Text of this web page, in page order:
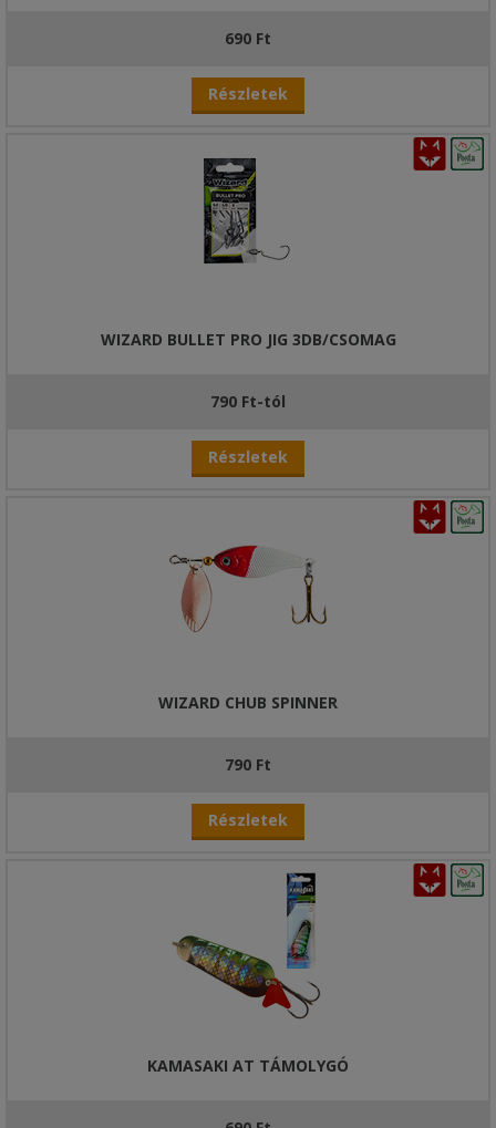
690 Ft
Részletek
WIZARD BULLET PRO JIG 3DB/CSOMAG
790 Ft-tól
Részletek
WIZARD CHUB SPINNER
790 Ft
Részletek
KAMASAKI AT TÁMOLYGÓ